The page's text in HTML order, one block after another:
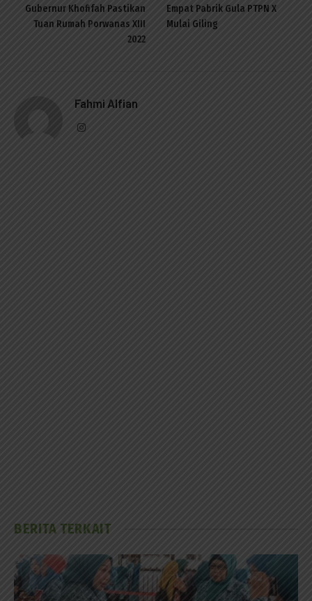
Gubernur Khofifah Pastikan
Tuan Rumah Porwanas XIII
2022
Empat Pabrik Gula PTPN X
Mulai Giling
Fahmi Alfian
Instagram
BERITA TERKAIT